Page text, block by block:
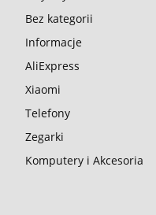
Bez kategorii
Informacje
AliExpress
Xiaomi
Telefony
Zegarki
Komputery i Akcesoria